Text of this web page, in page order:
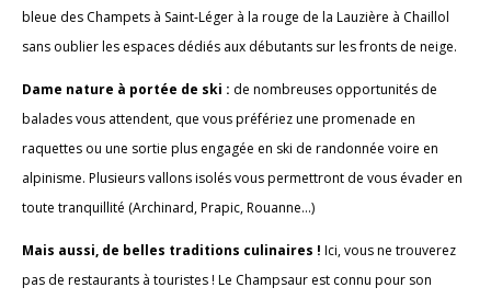
bleue des Champets à Saint-Léger à la rouge de la Lauzière à Chaillol
sans oublier les espaces dédiés aux débutants sur les fronts de neige.
Dame nature à portée de ski : de nombreuses opportunités de
balades vous attendent, que vous préfériez une promenade en
raquettes ou une sortie plus engagée en ski de randonnée voire en
alpinisme. Plusieurs vallons isolés vous permettront de vous évader en
toute tranquillité (Archinard, Prapic, Rouanne…)
Mais aussi, de belles traditions culinaires ! Ici, vous ne trouverez
pas de restaurants à touristes ! Le Champsaur est connu pour son